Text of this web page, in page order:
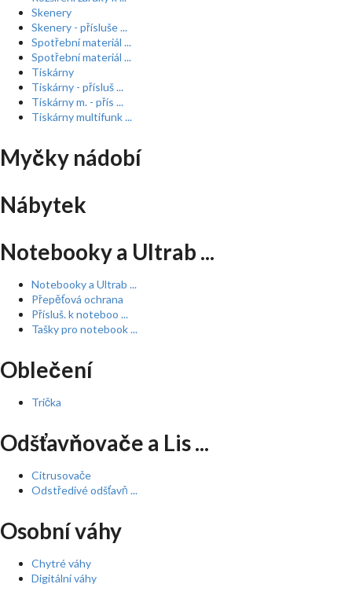
Skenery
Skenery - přísluše ...
Spotřební materiál ...
Spotřební materiál ...
Tiskárny
Tiskárny - přísluš ...
Tiskárny m. - přís ...
Tiskárny multifunk ...
Myčky nádobí
Nábytek
Notebooky a Ultrab ...
Notebooky a Ultrab ...
Přepěťová ochrana
Přísluš. k noteboo ...
Tašky pro notebook ...
Oblečení
Trička
Odšťavňovače a Lis ...
Citrusovače
Odstředivé odšťavň ...
Osobní váhy
Chytré váhy
Digitální váhy